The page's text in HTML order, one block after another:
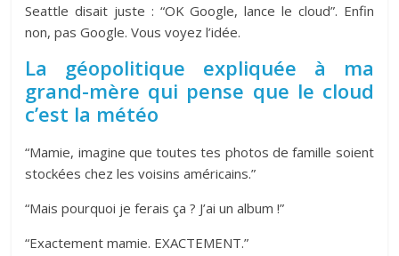
Seattle disait juste : “OK Google, lance le cloud”. Enfin
non, pas Google. Vous voyez l’idée.
La géopolitique expliquée à ma
grand-mère qui pense que le cloud
c’est la météo
“Mamie, imagine que toutes tes photos de famille soient
stockées chez les voisins américains.”
“Mais pourquoi je ferais ça ? J’ai un album !”
“Exactement mamie. EXACTEMENT.”